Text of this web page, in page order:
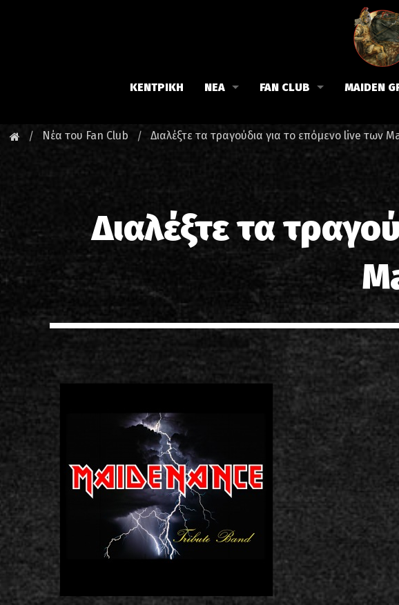
ΚΕΝΤΡΙΚΗ ΝΕΑ FAN CLUB MAIDEN
Λίστα
Νέα του Fan Club Διαλέξτε τα τραγούδια για το επόμενο live των
Διαλέξτε τα